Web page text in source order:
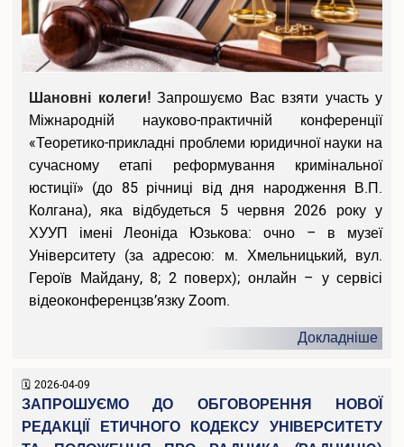
Шановні колеги!Запрошуємо Вас взяти участь у
Міжнародній науково-практичній конференції
«Теоретико-прикладні проблеми юридичної науки на
сучасному етапі реформування кримінальної
юстиції» (до 85 річниці від дня народження В.П.
Колгана), яка відбудеться 5 червня 2026 року у
ХУУП імені Леоніда Юзькова: очно – в музеї
Університету (за адресою: м. Хмельницький, вул.
Героїв Майдану, 8; 2 поверх); онлайн – у сервісі
відеоконференцзв’язку Zoom.
Докладніше
2026-04-09
ЗАПРОШУЄМО ДО ОБГОВОРЕННЯ НОВОЇ
РЕДАКЦІЇ ЕТИЧНОГО КОДЕКСУ УНІВЕРСИТЕТУ